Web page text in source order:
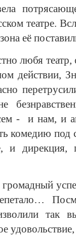
театре.
её
любя
действии,
- и нам, и
комедию под
и
так